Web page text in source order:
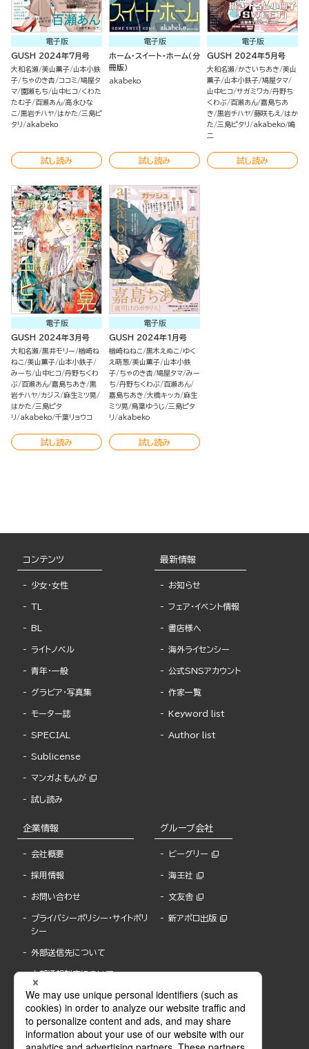
電子版
GUSH 2024年7月号
大和名瀬 美山薫子 山本小鉄
子 ちゃのき杏 ココミ 鳩屋タ
マ 園瀬もち 山中ヒコ
くわた
たむ子 百瀬あん 高永ひな
こ 黒岩チハヤ はかた 三島ピ
タリ
akabeko
試し読み
電子版
ホーム・スイート・ホーム（分
冊版）
akabeko
試し読み
電子版
GUSH 2024年5月号
大和名瀬 かさいちあき 美山
薫子 山本小鉄子 鳩屋タマ
山中ヒコ サガミワカ 丹野ち
くわぶ 百瀬あん 嘉島ちあ
き 黒岩チハヤ 藤咲もえ
はか
た 三島ピタリ akabeko 嶋
二
試し読み
電子版
GUSH 2024年3月号
大和名瀬 黒井モリー 楢崎ね
ねこ 美山薫子 山本小鉄子
みーち
山中ヒコ 丹野ちくわ
ぶ 百瀬あん 嘉島ちあき 黒
岩チハヤ カジス 麻生ミツ晃
はかた 三島ピタ
リ
akabeko 千葉リョウコ
試し読み
電子版
GUSH 2024年1月号
楢崎ねねこ 黒木えぬこ
ゆく
え萌葱 美山薫子 山本小鉄
子 ちゃのき杏 鳩屋タマ みー
ち 丹野ちくわぶ 百瀬あん
嘉島ちあき 大橋キッカ 麻生
ミツ晃 鳥葉ゆうじ 三島ピタ
リ
akabeko
試し読み
コンテンツ
少女・女性
TL
BL
ライトノベル
青年・一般
グラビア・写真集
モーター誌
SPECIAL
Sublicense
マンガよもんが
試し読み
最新情報
お知らせ
フェア・イベント情報
書店様へ
海外ライセンシー
公式SNSアカウント
作家一覧
Keyword list
Author list
企業情報
会社概要
採用情報
お問い合わせ
プライバシーポリシー・サイトポリ
シー
外部送信先について
内部通報制度について
グループ会社
ビーグリー
海王社
文友舎
新アポロ出版